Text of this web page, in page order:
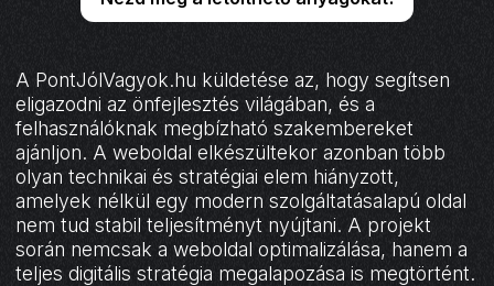
A PontJólVagyok.hu küldetése az, hogy segítsen
eligazodni az önfejlesztés világában, és a
felhasználóknak megbízható szakembereket
ajánljon. A weboldal elkészültekor azonban több
olyan technikai és stratégiai elem hiányzott,
amelyek nélkül egy modern szolgáltatásalapú oldal
nem tud stabil teljesítményt nyújtani. A projekt
során nemcsak a weboldal optimalizálása, hanem a
teljes digitális stratégia megalapozása is megtörtént.